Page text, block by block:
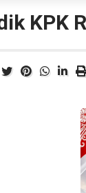
KPK